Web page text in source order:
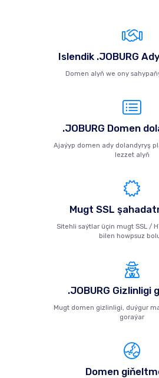
Islendik .JOBURG
Domen alyň we ony
.JOBURG Domen
Ajaýyp domen ady dolandyryş
lezzet alyň
Mugt SSL
Sitehli saýtlar üçin mugt SSL /
bilen howpsuz
.JOBURG Gizlinligi
Mugt domen gizlinligi, duýgur
goraýar
Domen